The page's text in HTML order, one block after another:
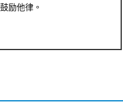
励他律。